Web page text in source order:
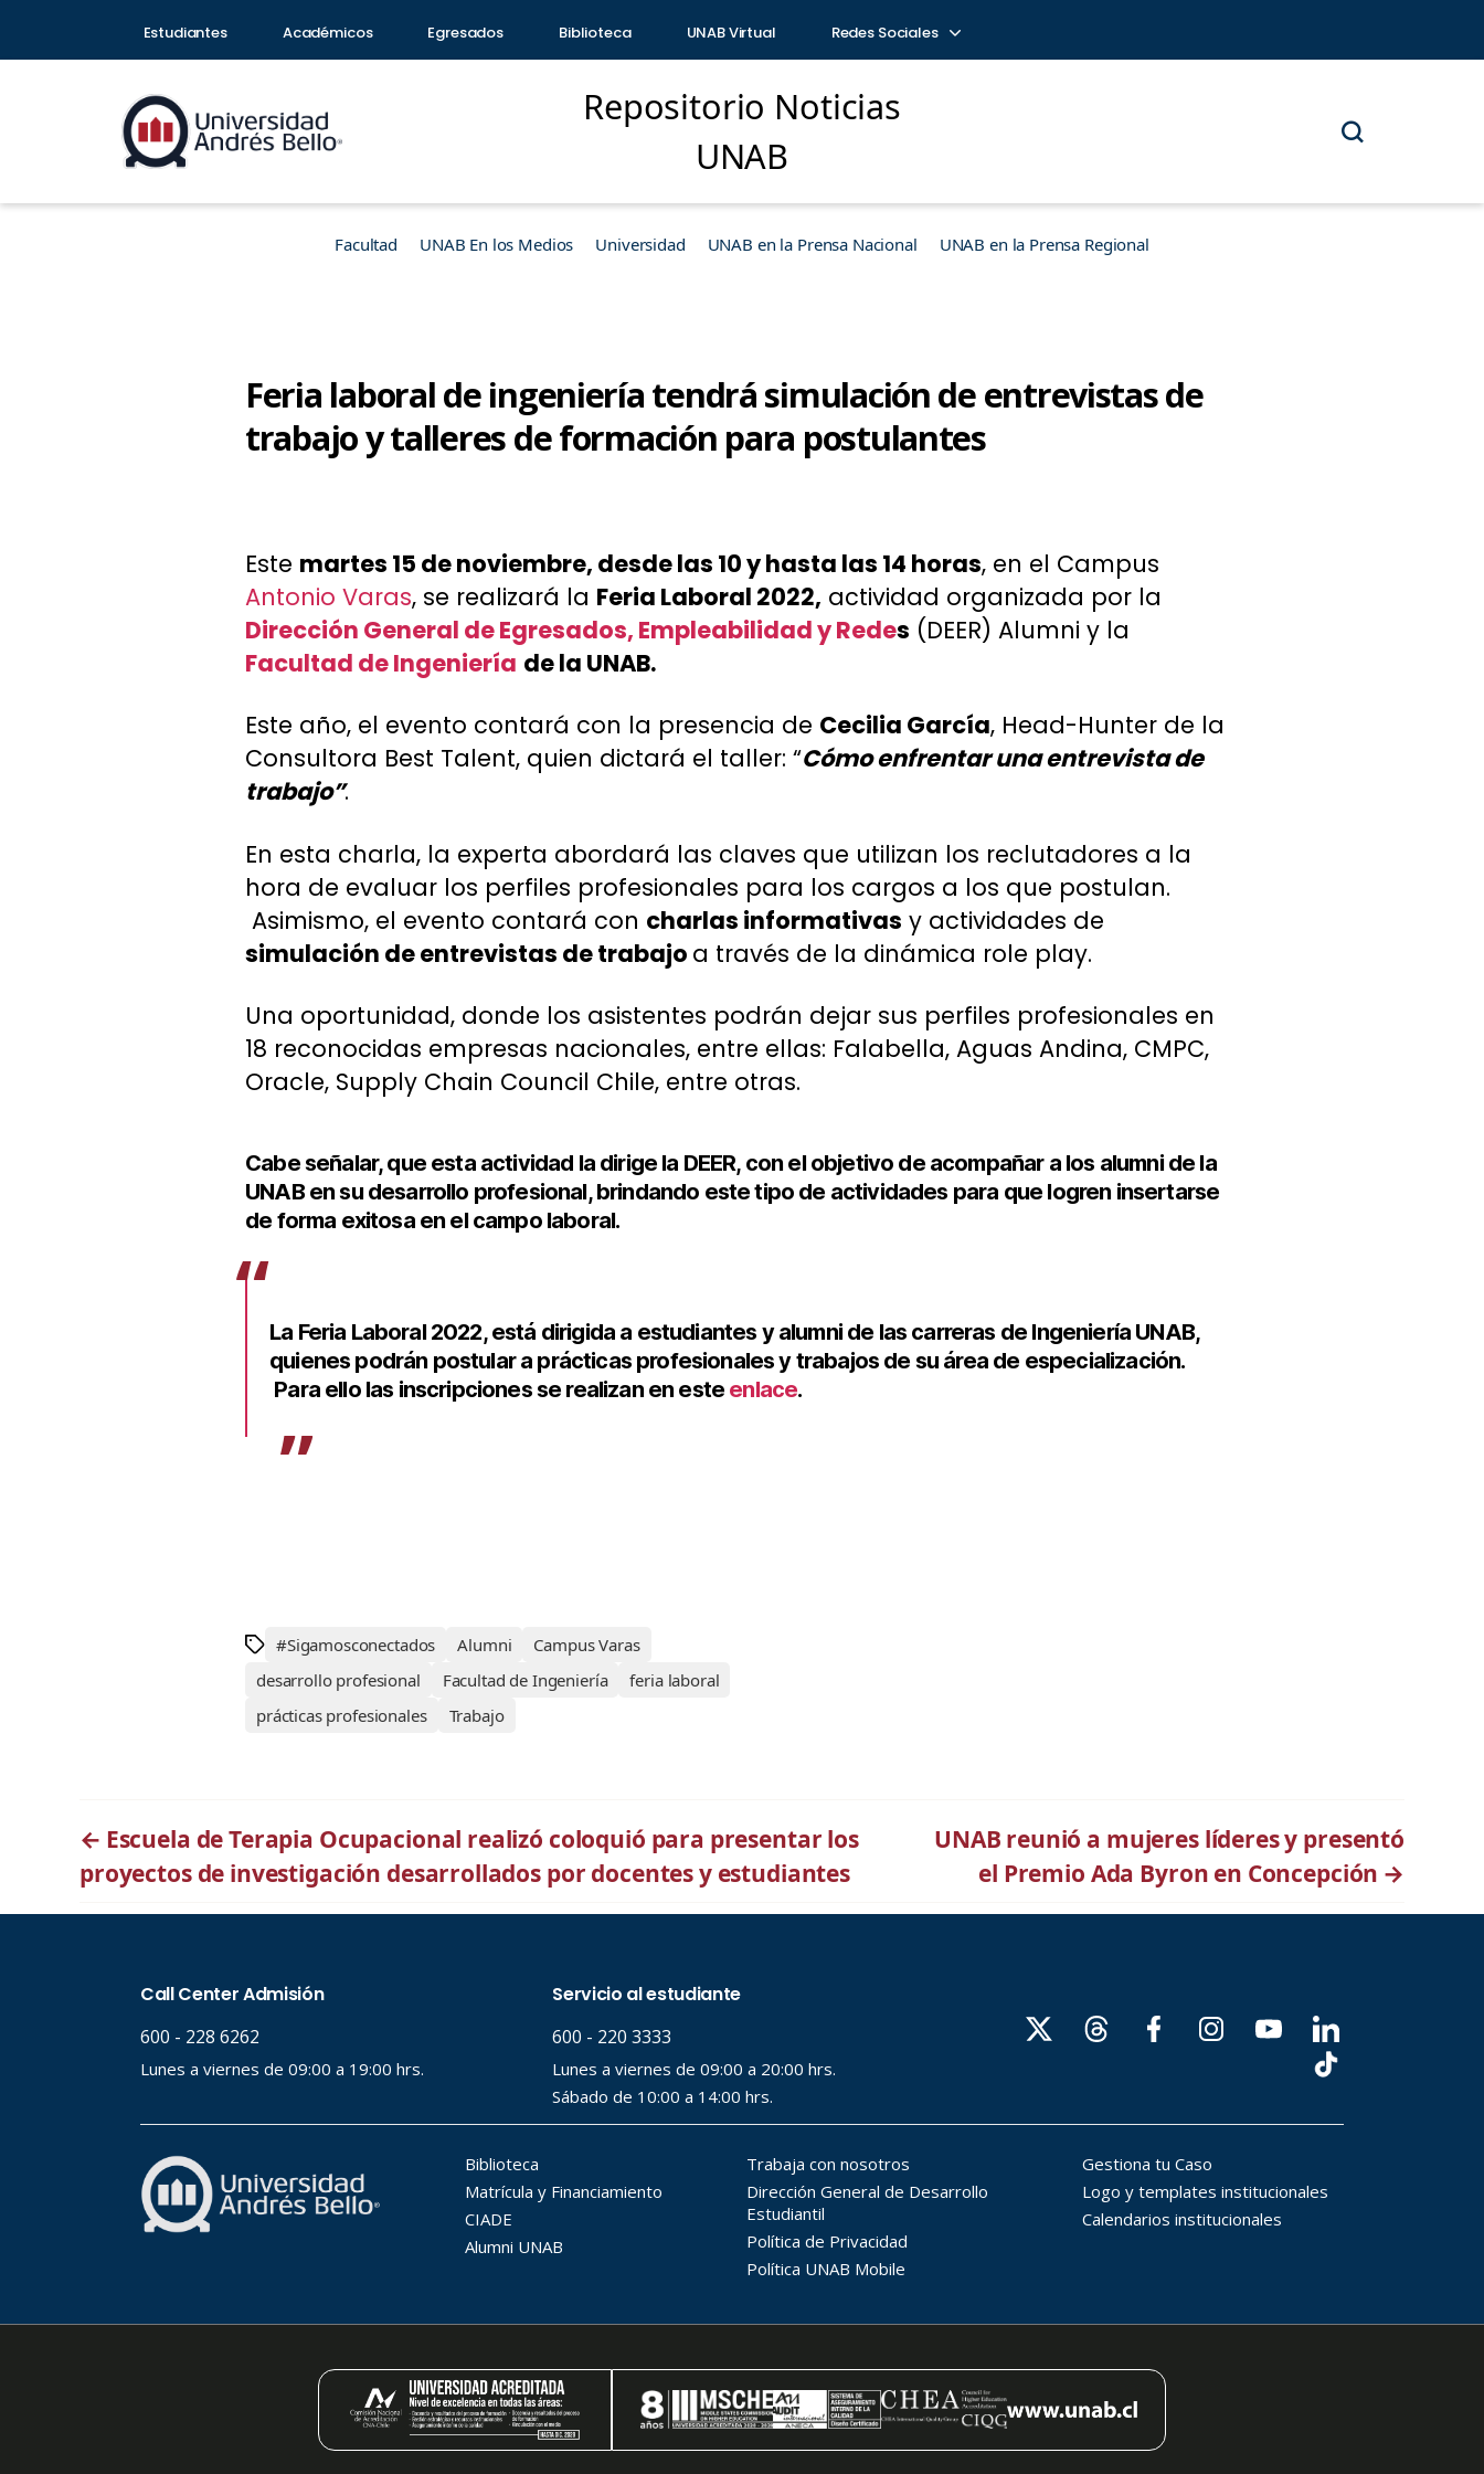
Estudiantes Académicos Egresados Biblioteca UNAB Virtual Redes Sociales
Repositorio Noticias
UNAB
Facultad UNAB En los Medios Universidad UNAB en la Prensa Nacional UNAB en la Prensa Regional
Feria laboral de ingeniería tendrá simulación de entrevistas de
trabajo y talleres de formación para postulantes
Este martes 15 de noviembre, desde las 10 y hasta las 14 horas, en el Campus
Antonio Varas, se realizará la Feria Laboral 2022, actividad organizada por la
Dirección General de Egresados, Empleabilidad y Redes (DEER) Alumni y la
Facultad de Ingeniería de la UNAB.
Este año, el evento contará con la presencia de Cecilia García, Head-Hunter de la
Consultora Best Talent, quien dictará el taller: “Cómo enfrentar una entrevista de
trabajo”.
En esta charla, la experta abordará las claves que utilizan los reclutadores a la
hora de evaluar los perfiles profesionales para los cargos a los que postulan.
Asimismo, el evento contará con charlas informativas y actividades de
simulación de entrevistas de trabajo a través de la dinámica role play.
Una oportunidad, donde los asistentes podrán dejar sus perfiles profesionales en
18 reconocidas empresas nacionales, entre ellas: Falabella, Aguas Andina, CMPC,
Oracle, Supply Chain Council Chile, entre otras.
Cabe señalar, que esta actividad la dirige la DEER, con el objetivo de acompañar a los alumni de la
UNAB en su desarrollo profesional, brindando este tipo de actividades para que logren insertarse
de forma exitosa en el campo laboral.
La Feria Laboral 2022, está dirigida a estudiantes y alumni de las carreras de Ingeniería UNAB,
quienes podrán postular a prácticas profesionales y trabajos de su área de especialización.
Para ello las inscripciones se realizan en este enlace.
#Sigamosconectados Alumni
Campus Varas
desarrollo profesional
Facultad de Ingeniería
feria laboral
prácticas profesionales
Trabajo
← Escuela de Terapia Ocupacional realizó coloquió para presentar los
proyectos de investigación desarrollados por docentes y estudiantes
UNAB reunió a mujeres líderes y presentó
el Premio Ada Byron en Concepción →